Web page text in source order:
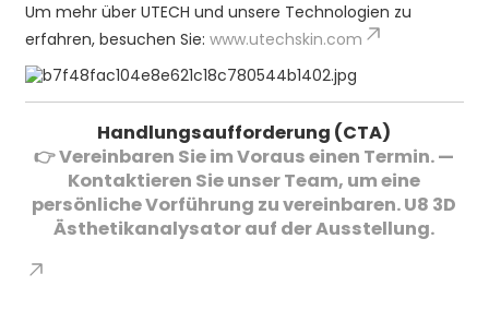
Um mehr über UTECH und unsere Technologien zu
erfahren, besuchen Sie: www.utechskin.com
Handlungsaufforderung (CTA)
👉Vereinbaren Sie im Voraus einen Termin.—
Kontaktieren Sie unser Team, um eine
persönliche Vorführung zu vereinbaren.U8 3D
Ästhetikanalysatorauf der Ausstellung.